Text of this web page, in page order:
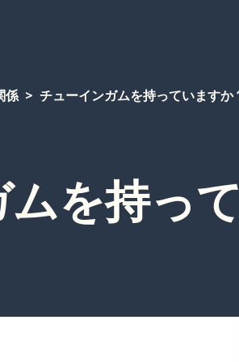
係 チューインガムを持っていますか
を持っ